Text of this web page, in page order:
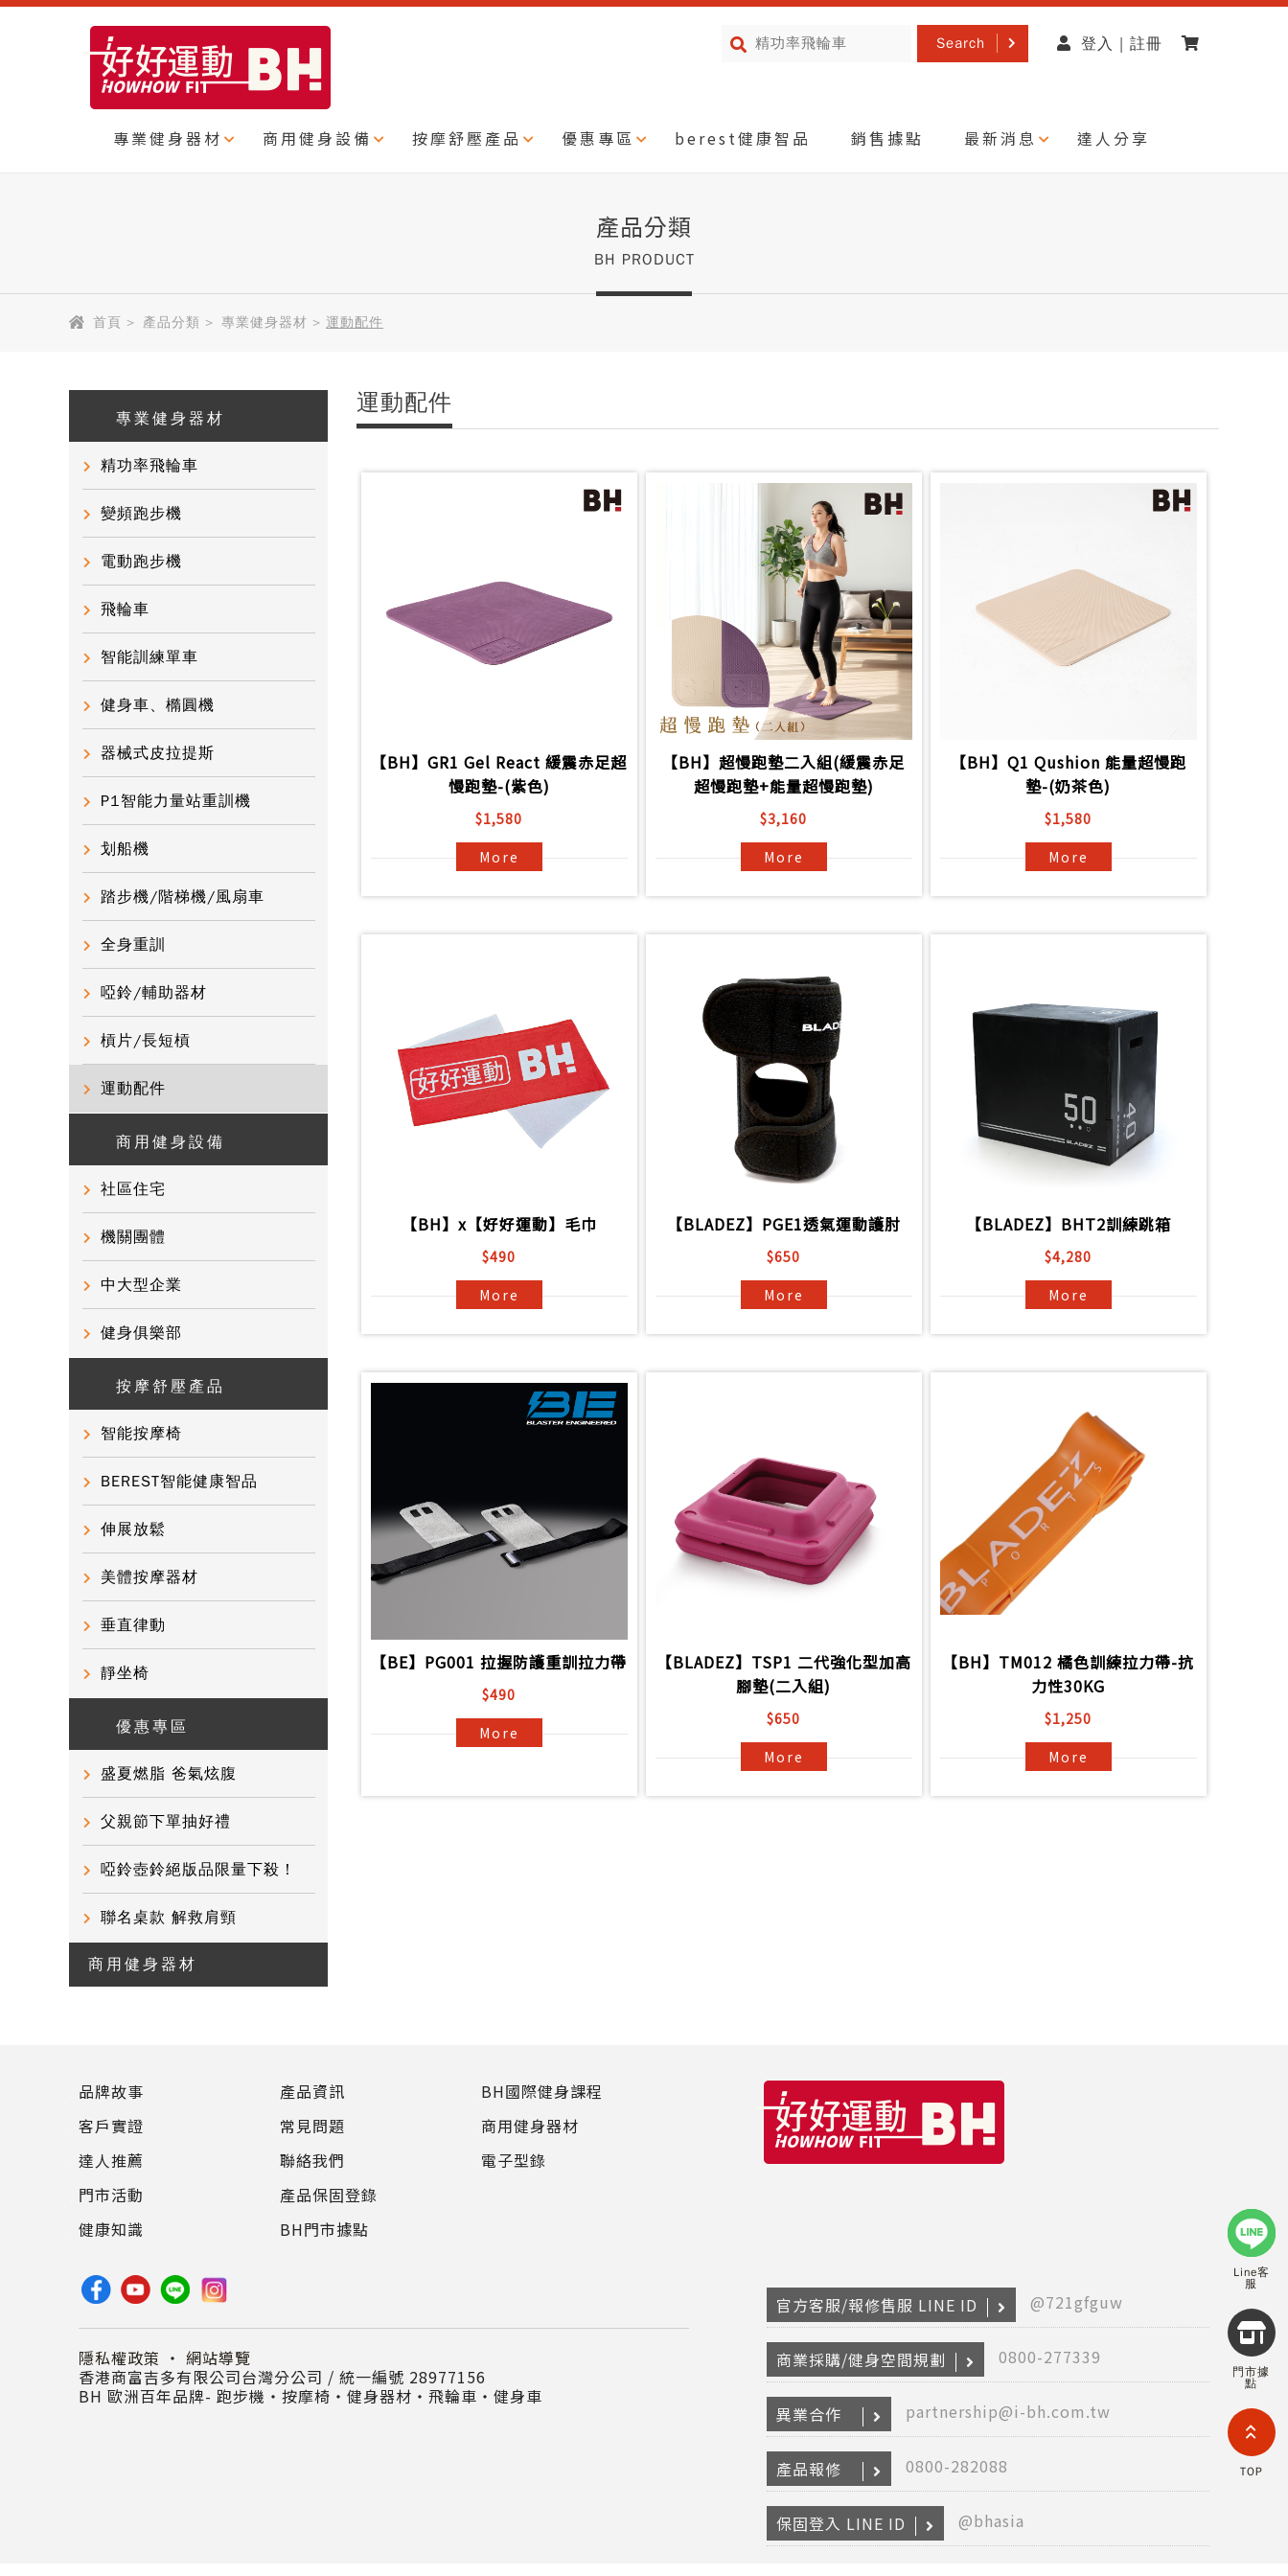
Search 登入 | 註冊
專業健身器材 商用健身設備 按摩舒壓產品 優惠專區 berest健康智品 銷售據點 最新消息 達人分享
產品分類
BH PRODUCT
首頁 > 產品分類 > 專業健身器材 > 運動配件
Line客
服
門市據
點
TOP
專業健身器材
精功率飛輪車
變頻跑步機
電動跑步機
飛輪車
智能訓練單車
健身車、橢圓機
器械式皮拉提斯
P1智能力量站重訓機
划船機
踏步機/階梯機/風扇車
全身重訓
啞鈴/輔助器材
槓片/長短槓
運動配件
商用健身設備
社區住宅
機關團體
中大型企業
健身俱樂部
按摩舒壓產品
智能按摩椅
BEREST智能健康智品
伸展放鬆
美體按摩器材
垂直律動
靜坐椅
優惠專區
盛夏燃脂 爸氣炫腹
父親節下單抽好禮
啞鈴壺鈴絕版品限量下殺！
聯名桌款 解救肩頸
商用健身器材
運動配件
【BH】GR1 Gel React 緩震赤足超
慢跑墊-(紫色)
$1,580
More
【BH】超慢跑墊二入組(緩震赤足
超慢跑墊+能量超慢跑墊)
$3,160
More
【BH】Q1 Qushion 能量超慢跑
墊-(奶茶色)
$1,580
More
【BH】x【好好運動】毛巾
$490
More
【BLADEZ】PGE1透氣運動護肘
$650
More
【BLADEZ】BHT2訓練跳箱
$4,280
More
【BE】PG001 拉握防護重訓拉力帶
$490
More
【BLADEZ】TSP1 二代強化型加高
腳墊(二入組)
$650
More
【BH】TM012 橘色訓練拉力帶-抗
力性30KG
$1,250
More
品牌故事
客戶實證
達人推薦
門市活動
健康知識
產品資訊
常見問題
聯絡我們
產品保固登錄
BH門市據點
BH國際健身課程
商用健身器材
電子型錄
隱私權政策 ・ 網站導覽
香港商富吉多有限公司台灣分公司 / 統一編號 28977156
BH 歐洲百年品牌- 跑步機‧按摩椅‧健身器材‧飛輪車‧健身車
官方客服/報修售服 LINE ID @721gfguw
商業採購/健身空間規劃 0800-277339
異業合作 partnership@i-bh.com.tw
產品報修 0800-282088
保固登入 LINE ID @bhasia